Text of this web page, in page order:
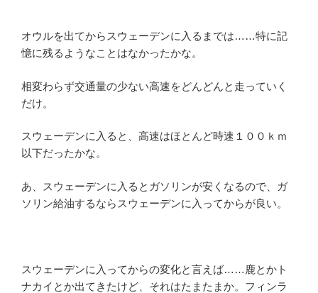
オウルを出てからスウェーデンに入るまでは……特に記
憶に残るようなことはなかったかな。
相変わらず交通量の少ない高速をどんどんと走っていく
だけ。
スウェーデンに入ると、高速はほとんど時速１００ｋｍ
以下だったかな。
あ、スウェーデンに入るとガソリンが安くなるので、ガ
ソリン給油するならスウェーデンに入ってからが良い。
スウェーデンに入ってからの変化と言えば……鹿とかト
ナカイとか出てきたけど、それはたまたまか。フィンラ